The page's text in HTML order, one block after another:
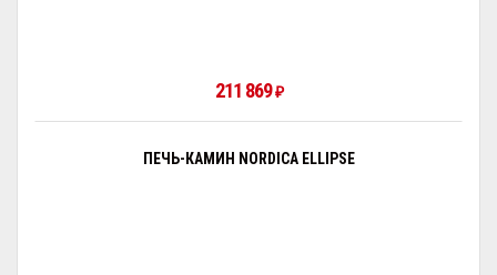
211 869₽
ПЕЧЬ-КАМИН NORDICA ELLIPSE